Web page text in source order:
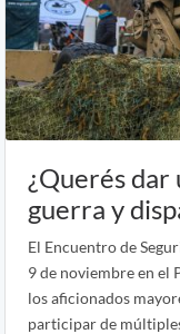
¿Querés dar
guerra y
El Encuentro de
9 de noviembre en el
los aficionados
participar de